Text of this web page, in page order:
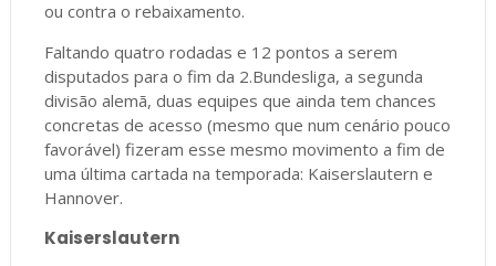
ou contra o rebaixamento.
Faltando quatro rodadas e 12 pontos a serem
disputados para o fim da 2.Bundesliga, a segunda
divisão alemã, duas equipes que ainda tem chances
concretas de acesso (mesmo que num cenário pouco
favorável) fizeram esse mesmo movimento a fim de
uma última cartada na temporada: Kaiserslautern e
Hannover.
Kaiserslautern